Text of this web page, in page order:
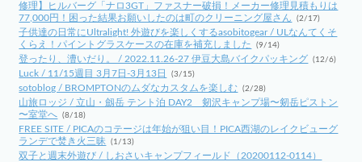
修理】ヒルバーグ「ナロ3GT」ファスナー破損！メーカー修理見積もりは
77,000円！困った結果お願いしたのは町のクリーニング屋さん
(2/17)
子供達の日常にUltralight! 外遊びを楽しくするasobitogear / ULなんてくそ
くらえ！パイントグラスケースの在庫を補充しました
(9/14)
登ったり、漕いだり。 / 2022.11.26-27 伊豆大島バイクパッキング (12/6)
Luck / 11/15週目 3月7日-3月13日 (3/15)
sotoblog / BROMPTONのムダなカスタムを楽しむ (2/28)
山旅ロッジ / 立山・劔岳 テント泊 DAY2 剱沢キャンプ場〜剱岳ピストン
〜室堂へ (8/18)
FREE SITE / PICAのコテージは年始が狙い目！PICA西湖のレイクビューグ
ランデで焚き火三昧
(1/13)
双子と週末外遊び / しおさいキャンプフィールド（20200112-0114）